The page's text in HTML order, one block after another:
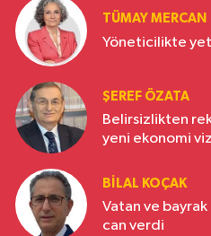
TÜMAY MERCAN
Yöneticilikte
ŞEREF ÖZATA
Belirsizlikten
yeni ekonomi
BILAL KOÇAK
Vatan ve
can verdi